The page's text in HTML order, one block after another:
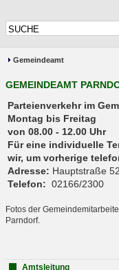
Gemeindeamt
GEMEINDEAMT
Parteienverkehr
Montag bis Freitag
von 08.00 - 12.00 Uhr
Für eine individuelle
wir, um vorherige
Adresse: Hauptstraße
Telefon: 02166/2300
Fotos der
Parndorf.
Amtsleitung